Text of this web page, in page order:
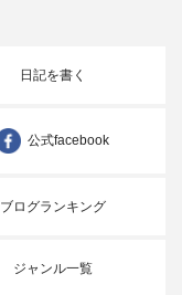
日記を書く
公式facebook
ブログランキング
ジャンル一覧